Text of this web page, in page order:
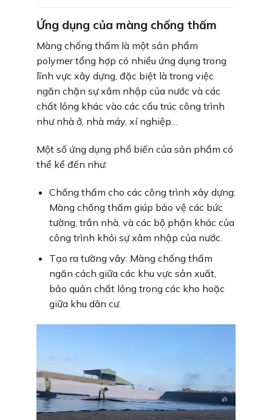
Ứng dụng của màng chống thấm
Màng chống thấm là một sản phẩm
polymer tổng hợp có nhiều ứng dụng trong
lĩnh vực xây dựng, đặc biệt là trong việc
ngăn chặn sự xâm nhập của nước và các
chất lỏng khác vào các cấu trúc công trình
như nhà ở, nhà máy, xí nghiệp…
Một số ứng dụng phổ biến của sản phẩm có
thể kể đến như:
Chống thấm cho các công trình xây dựng:
Màng chống thấm giúp bảo vệ các bức
tường, trần nhà, và các bộ phận khác của
công trình khỏi sự xâm nhập của nước.
Tạo ra tường vây: Màng chống thấm
ngăn cách giữa các khu vực sản xuất,
bảo quản chất lỏng trong các kho hoặc
giữa khu dân cư.